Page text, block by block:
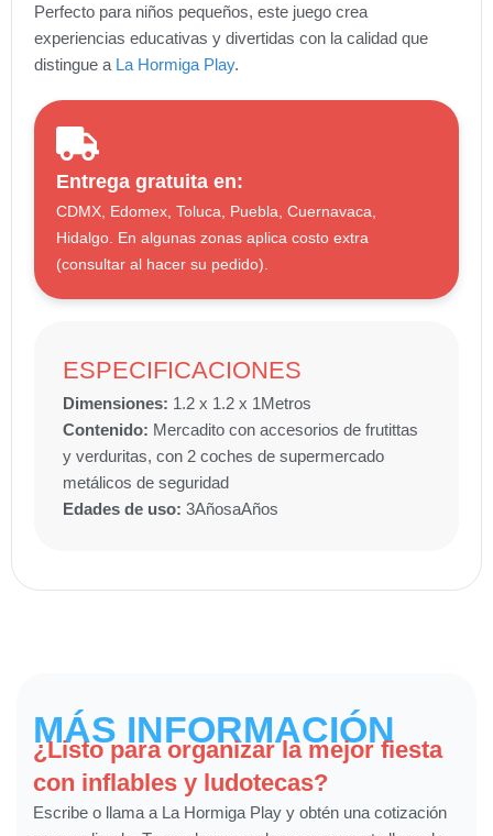
Perfecto para niños pequeños, este juego crea
experiencias educativas y divertidas con la calidad que
distingue a La Hormiga Play.
Entrega gratuita en:
CDMX, Edomex, Toluca, Puebla, Cuernavaca,
Hidalgo. En algunas zonas aplica costo extra
(consultar al hacer su pedido).
ESPECIFICACIONES
Dimensiones: 1.2 x 1.2 x 1Metros
Contenido: Mercadito con accesorios de frutittas
y verduritas, con 2 coches de supermercado
metálicos de seguridad
Edades de uso: 3AñosaAños
MÁS INFORMACIÓN
¿Listo para organizar la mejor fiesta
con inflables y ludotecas?
Escribe o llama a La Hormiga Play y obtén una cotización